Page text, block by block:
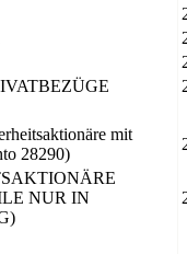
mit
28290)
NUR IN